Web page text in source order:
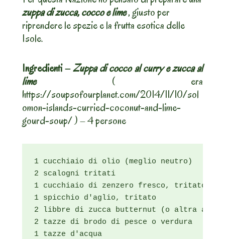
zuppa di zucca, cocco e lime, giusto per
riprendere le spezie e la frutta esotica delle
Isole.
Ingredienti –Zuppa di cocco al curry e zucca al
lime( era
https://soupsofourplanet.com/2014/11/10/sol
omon-islands-curried-coconut-and-lime-
gourd-soup/ ) – 4 persone
1 cucchiaio di olio (meglio neutro)
2 scalogni tritati
1 cucchiaio di zenzero fresco, tritato
1 spicchio d'aglio, tritato
2 libbre di zucca butternut (o altra a
2 tazze di brodo di pesce o verdura
1 tazze d'acqua